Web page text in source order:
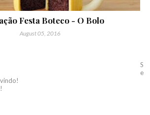
Festa Boteco - O Bolo
August 05, 2016
S
e